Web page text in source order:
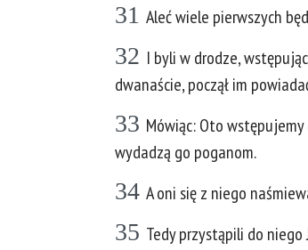
31 Aleć wiele pierwszych
32 I byli w drodze,
dwanaście, począł im
33 Mówiąc: Oto wstępujemy
wydadzą go poganom.
34 A oni się z niego
35 Tedy przystąpili do niego